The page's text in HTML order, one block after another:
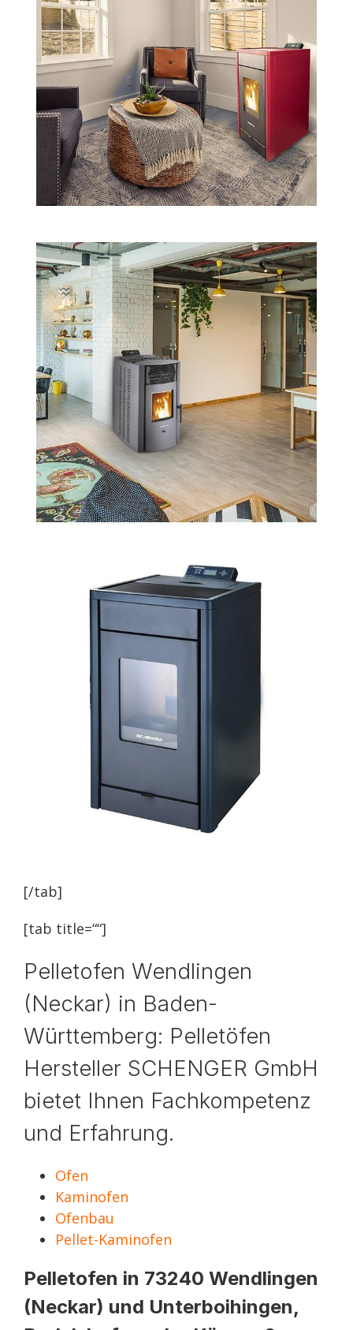
[/tab]
[tab title=““]
Pelletofen Wendlingen
(Neckar) in Baden-
Württemberg: Pelletöfen
Hersteller SCHENGER GmbH
bietet Ihnen Fachkompetenz
und Erfahrung.
Ofen
Kaminofen
Ofenbau
Pellet-Kaminofen
Pelletofen in 73240 Wendlingen
(Neckar) und Unterboihingen,